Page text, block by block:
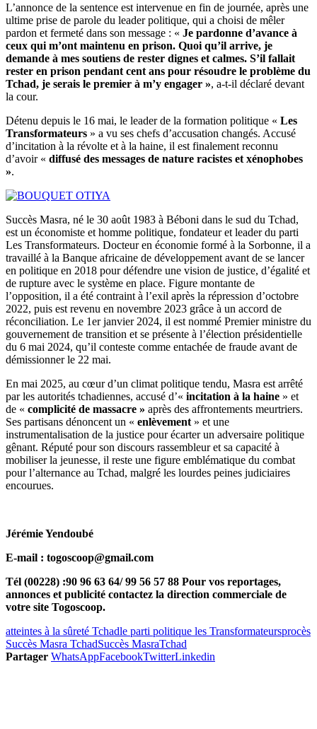
L’annonce de la sentence est intervenue en fin de journée, après une
ultime prise de parole du leader politique, qui a choisi de mêler
pardon et fermeté dans son message : « Je pardonne d’avance à
ceux qui m’ont maintenu en prison. Quoi qu’il arrive, je
demande à mes soutiens de rester dignes et calmes. S’il fallait
rester en prison pendant cent ans pour résoudre le problème du
Tchad, je serais le premier à m’y engager », a-t-il déclaré devant
la cour.
Détenu depuis le 16 mai, le leader de la formation politique « Les
Transformateurs » a vu ses chefs d’accusation changés. Accusé
d’incitation à la révolte et à la haine, il est finalement reconnu
d’avoir « diffusé des messages de nature racistes et xénophobes
».
Succès Masra, né le 30 août 1983 à Béboni dans le sud du Tchad,
est un économiste et homme politique, fondateur et leader du parti
Les Transformateurs. Docteur en économie formé à la Sorbonne, il a
travaillé à la Banque africaine de développement avant de se lancer
en politique en 2018 pour défendre une vision de justice, d’égalité et
de rupture avec le système en place. Figure montante de
l’opposition, il a été contraint à l’exil après la répression d’octobre
2022, puis est revenu en novembre 2023 grâce à un accord de
réconciliation. Le 1er janvier 2024, il est nommé Premier ministre du
gouvernement de transition et se présente à l’élection présidentielle
du 6 mai 2024, qu’il conteste comme entachée de fraude avant de
démissionner le 22 mai.
En mai 2025, au cœur d’un climat politique tendu, Masra est arrêté
par les autorités tchadiennes, accusé d’« incitation à la haine » et
de « complicité de massacre » après des affrontements meurtriers.
Ses partisans dénoncent un « enlèvement » et une
instrumentalisation de la justice pour écarter un adversaire politique
gênant. Réputé pour son discours rassembleur et sa capacité à
mobiliser la jeunesse, il reste une figure emblématique du combat
pour l’alternance au Tchad, malgré les lourdes peines judiciaires
encourues.
Jérémie Yendoubé
E-mail : togoscoop@gmail.com
Tél (00228) :90 96 63 64/ 99 56 57 88 Pour vos reportages,
annonces et publicité contactez la direction commerciale de
votre site Togoscoop.
atteintes à la sûreté Tchadle parti politique les Transformateursprocès
Succès Masra TchadSuccès MasraTchad
Partager WhatsAppFacebookTwitterLinkedin